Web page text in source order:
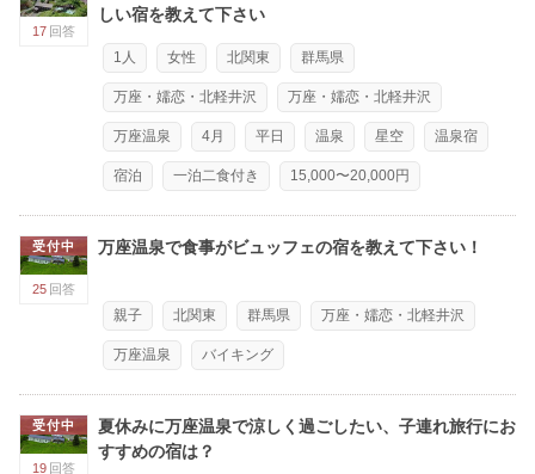
17 回答
しい宿を教えて下さい
1人 女性 北関東 群馬県
万座・嬬恋・北軽井沢 万座・嬬恋・北軽井沢
万座温泉 4月 平日 温泉 星空 温泉宿
宿泊 一泊二食付き 15,000〜20,000円
受付中
25 回答
万座温泉で食事がビュッフェの宿を教えて下さい！
親子 北関東 群馬県 万座・嬬恋・北軽井沢
万座温泉 バイキング
受付中
19 回答
夏休みに万座温泉で涼しく過ごしたい、子連れ旅行にお
すすめの宿は？